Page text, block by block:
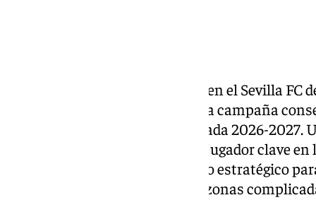
Odysseas Vladochimos seguirá en el Sevilla FC
mantenga la cesión por segunda campaña
ya tiene portero para la temporada 2026-2027.
Ramón Sánchez-Pizjuán de un jugador clave
campaña. Además, en un puesto estratégico
acostumbrando a transitar las zonas